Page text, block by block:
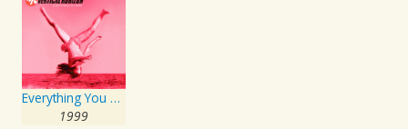
Everything You Want
1999